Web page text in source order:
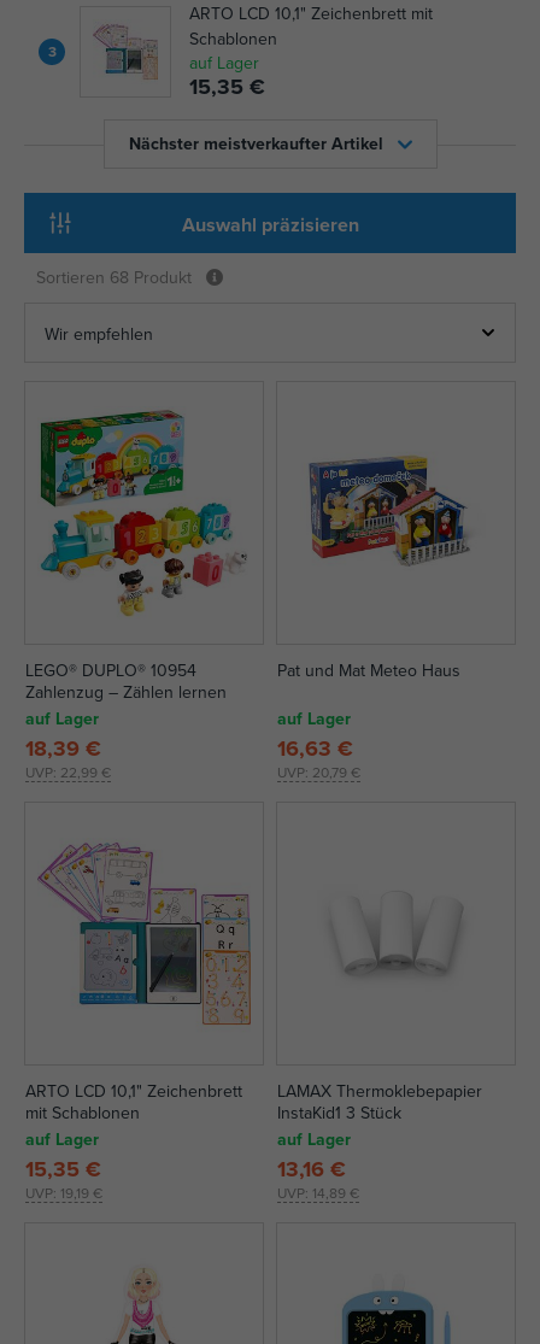
3
ARTO LCD 10,1" Zeichenbrett mit
Schablonen
auf Lager
15,35 €
Nächster meistverkaufter Artikel
Auswahl präzisieren
Sortieren 68 Produkt
LEGO® DUPLO® 10954
Zahlenzug – Zählen lernen
auf Lager
UVP: 22,99 €
18,39 €
Pat und Mat Meteo Haus
auf Lager
UVP: 20,79 €
16,63 €
ARTO LCD 10,1" Zeichenbrett
mit Schablonen
auf Lager
UVP: 19,19 €
15,35 €
LAMAX Thermoklebepapier
InstaKid1 3 Stück
auf Lager
UVP: 14,89 €
13,16 €